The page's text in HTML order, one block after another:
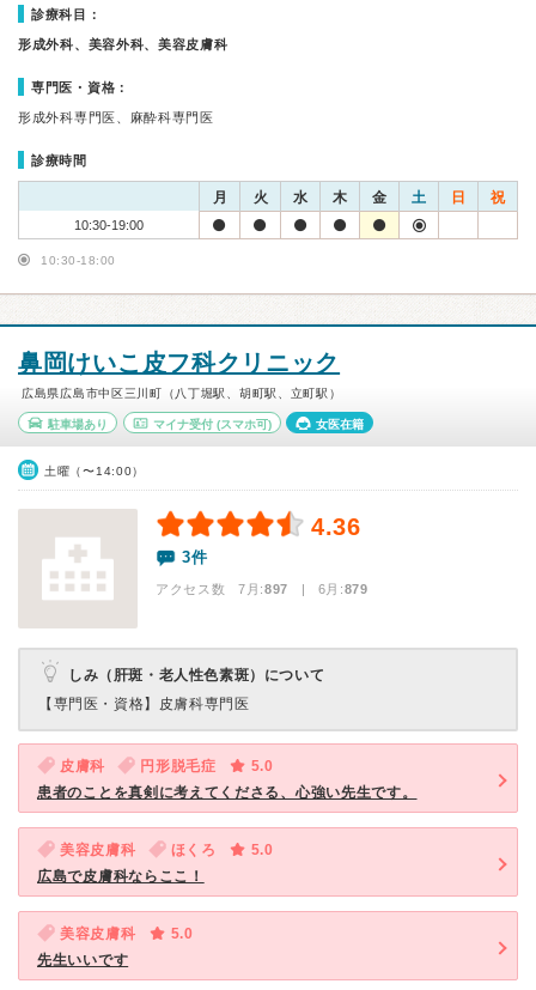
診療科目：
形成外科、美容外科、美容皮膚科
専門医・資格：
形成外科専門医、麻酔科専門医
診療時間
月 火 水 木 金 土 日 祝
10:30-19:00
10:30-18:00
鼻岡けいこ皮フ科クリニック
広島県広島市中区三川町（八丁堀駅、胡町駅、立町駅）
駐車場あり マイナ受付(スマホ可) 女医在籍
土曜（〜14:00）
4.36
3件
アクセス数 7月:897 | 6月:879
しみ（肝斑・老人性色素斑）について
【専門医・資格】 皮膚科専門医
皮膚科 円形脱毛症
5.0
患者のことを真剣に考えてくださる、心強い先生です。
美容皮膚科 ほくろ
5.0
広島で皮膚科ならここ！
美容皮膚科
5.0
先生いいです